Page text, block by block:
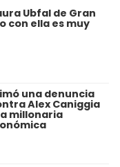
Ubfal de Gran
con ella es muy
una denuncia
Alex Caniggia
millonaria